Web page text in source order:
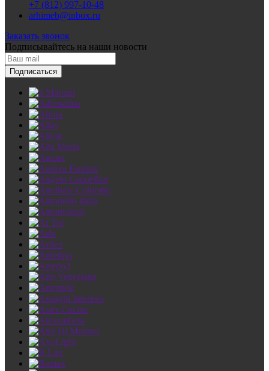
+7 (812) 997-10-48
arhimeb@inbox.ru
Заказать звонок
Подписывайтесь на наши новости